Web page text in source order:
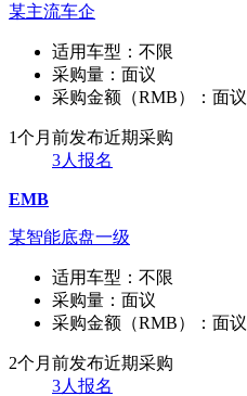
某主流车企
适用车型： 不限
采购量： 面议
采购金额（RMB）： 面议
1个月前发布近期采购
3人报名
EMB
某智能底盘一级
适用车型： 不限
采购量： 面议
采购金额（RMB）： 面议
2个月前发布近期采购
3人报名